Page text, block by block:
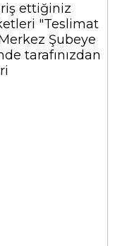
ettiğiniz
"Teslimat
Şubeye
tarafınızdan